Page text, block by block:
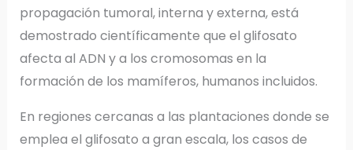
propagación tumoral, interna y externa, está
demostrado científicamente que el glifosato
afecta al ADN y a los cromosomas en la
formación de los mamíferos, humanos incluidos.
En regiones cercanas a las plantaciones donde se
emplea el glifosato a gran escala, los casos de